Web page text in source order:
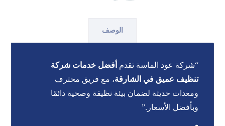
الوصف
“شركة عود الماسة تقدم أفضل خدمات شركة
تنظيف عميق في الشارقة، مع فريق محترف
ومعدات حديثة لضمان بيئة نظيفة وصحية دائمًا
وبأفضل الأسعار.”